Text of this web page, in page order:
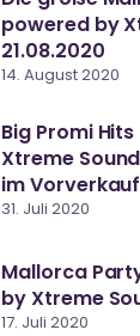
powered by
21.08.2020
14. August 2020
Big Promi
Xtreme
im
31. Juli 2020
Mallorca
by Xtreme
17. Juli 2020